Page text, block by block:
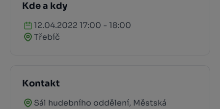
Kde a kdy
12.04.2022 17:00 - 18:00
Třebíč
Kontakt
Sál hudebního oddělení, Městská